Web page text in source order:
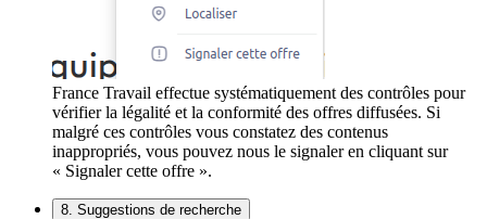
France Travail effectue systématiquement des contrôles pour
vérifier la légalité et la conformité des offres diffusées. Si
malgré ces contrôles vous constatez des contenus
inappropriés, vous pouvez nous le signaler en cliquant sur
« Signaler cette offre ».
8. Suggestions de recherche